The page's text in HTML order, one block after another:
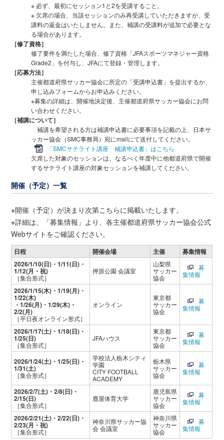
※ 必ず、最初にセッション1と2を受講すること。
※ 欠席の場合、当該セッションのみ再受講していただきますが、受
講料の返金はいたしません。また、補講の受講料が追加で必要とな
る場合があります。
［修了資格］
修了要件を満たした場合、修了資格「JFAスポーツマネジャー資格
Grade2」を付与し、JFAにて登録・管理します。
［応募方法］
主催都道府県サッカー協会に所定の「受講申込書」を提出するか、
申し込みフォームからお申込みください。
※募集の詳細は、開催地決定後、主催都道府県サッカー協会にお問
い合わせください。
［補講について］
補講を希望される方は補講申込書に必要事項を記載の上、日本サ
ッカー協会（SMC事務局）宛にmailにて送付してください。
「SMCサテライト講座 補講申込書」はこちら
欠席した対象のセッションは、なるべく年度中に他都道府県で開催
するサテライト講座の対象セッションを補講してください。
開催（予定）一覧
※開催（予定）が決まり次第こちらに掲載いたします。
※詳細は、「募集情報」より、各主催都道府県サッカー協会公式
Webサイトをご確認ください。
日程 開催会場 主催
募集情報
2026/1/10(日)・1/11(日)・
1/12(月・祝)
［集合形式］
押原公園 会議室
山梨県
サッカー
協会
募
集情報
2026/1/15(木)・1/19(月)・
1/22(木)
・1/26(月)・1/29(木)・
2/2(月)
［平日夜オンライン形式］
オンライン
東京都
サッカー
協会
募
集情報
2026/1/17(土)・1/18(日)・
1/25(日)
［集合形式］
JFAハウス
東京都
サッカー
協会
募
集情報
2026/1/24(土)・1/25(日)・
1/31(土)
［集合形式］
学校法人栃木シティ
学園
CITY FOOTBALL
ACADEMY
栃木県
サッカー
協会
募
集情報
2026/2/7(土)・2/8(日)・
2/15(日)
［集合形式］
鹿屋体育大学
鹿児島県
サッカー
協会
募
集情報
2026/2/21(土)・2/22(日)・
2/23(月・祝)
［集合形式］
神奈川県サッカー協
会 会議室
神奈川県
サッカー
協会
募
集情報